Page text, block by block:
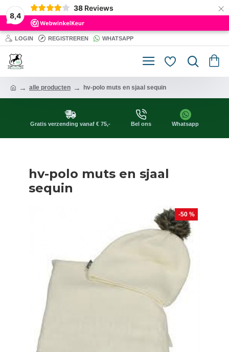
8,4
38 Reviews ×
LOGIN REGISTREREN WHATSAPP
alle producten hv-polo muts en sjaal sequin
Gratis verzending vanaf € 75,- Bel ons Whatsapp
hv-polo muts en sjaal
sequin
-50 %